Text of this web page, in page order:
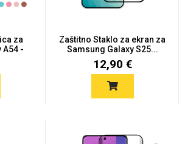
za
A54 -
Zaštitno Staklo za ekran za
Samsung Galaxy S25...
12,90 €